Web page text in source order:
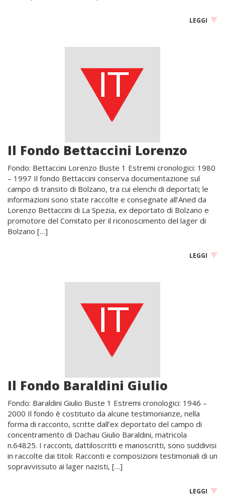
LEGGI
Il Fondo Bettaccini Lorenzo
Fondo: Bettaccini Lorenzo Buste 1 Estremi cronologici: 1980
– 1997 Il fondo Bettaccini conserva documentazione sul
campo di transito di Bolzano, tra cui elenchi di deportati; le
informazioni sono state raccolte e consegnate all’Aned da
Lorenzo Bettaccini di La Spezia, ex deportato di Bolzano e
promotore del Comitato per il riconoscimento del lager di
Bolzano […]
LEGGI
Il Fondo Baraldini Giulio
Fondo: Baraldini Giulio Buste 1 Estremi cronologici: 1946 –
2000 Il fondo è costituito da alcune testimonianze, nella
forma di racconto, scritte dall’ex deportato del campo di
concentramento di Dachau Giulio Baraldini, matricola
n.64825. I racconti, dattiloscritti e manoscritti, sono suddivisi
in raccolte dai titoli: Racconti e composizioni testimoniali di un
sopravvissuto ai lager nazisti, […]
LEGGI